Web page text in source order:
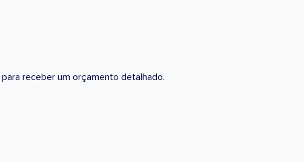
para receber um orçamento detalhado.